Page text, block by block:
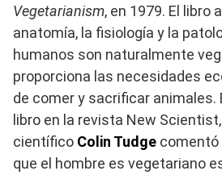
Vegetarianism, en 1979. El libro
anatomía, la fisiología y la
humanos son naturalmente
proporciona las necesidades
de comer y sacrificar animales.
libro en la revista New
científico Colin Tudge comentó
que el hombre es vegetariano